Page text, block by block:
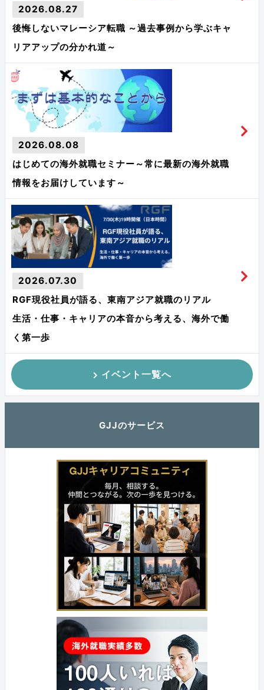
2026.08.27
後悔しないマレーシア転職 ～過去事例から学ぶキャ
リアアップの分かれ道～
2026.08.08
はじめての海外就職セミナー～常に最新の海外就職
情報をお届けしています～
2026.07.30
RGF現役社員が語る、東南アジア就職のリアル
生活・仕事・キャリアの本音から考える、海外で働
く第一歩
イベント一覧へ
GJJのサービス